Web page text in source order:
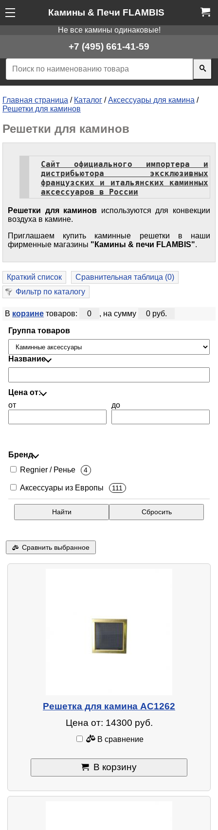
Камины & Печи FLAMBIS
Не все камины одинаковые!
+7 (495) 661-41-59
Главная страница / Каталог /Аксессуары для камина /
Решетки для каминов
Решетки для каминов
Сайт официального импортера и
дистрибьютора эксклюзивных
французских и итальянских каминных
аксессуаров в России
Решетки для каминов используются для конвекции
воздуха в камине.
Приглашаем купить каминные решетки в наши
фирменные магазины "Камины & печи FLAMBIS".
Краткий список Сравнительная таблица (0)
Фильтр по каталогу
В корзинетоваров: 0 , на сумму 0 руб.
Группа товаров
Название
Цена от:
от
до
Бренд
Regnier / Ренье
4
Аксессуары из Европы 111
Сравнить выбранное
Решетка для камина AC1262
Цена от: 14300 руб.
В сравнение
В корзину